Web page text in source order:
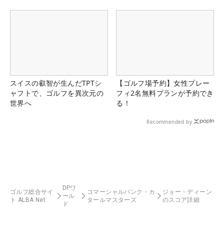
スイスの叡智が生んだTPTシ
ャフトで、ゴルフを異次元の
世界へ
【ゴルフ場予約】女性プレー
フィ2名無料プランが予約でき
る！
Recommended by
ゴルフ総合サイ
ト ALBA Net
DPワ
ール
ド
コマーシャルバンク・カ
タールマスターズ
ジョー・ディーン
のスコア詳細